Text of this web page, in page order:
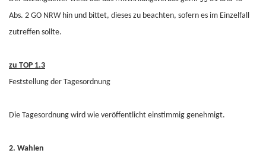
Abs. 2 GO NRW hin und bittet, dieses zu beachten, sofern es im Einzelfall
zutreffen sollte.
zu TOP 1.3
Feststellung der Tagesordnung
Die Tagesordnung wird wie veröffentlicht einstimmig genehmigt.
2. Wahlen